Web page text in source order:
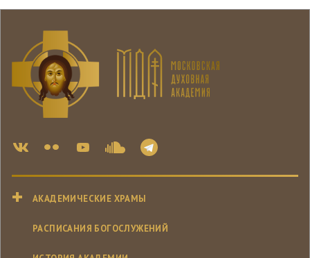
АКАДЕМИЧЕСКИЕ ХРАМЫ
РАСПИСАНИЯ БОГОСЛУЖЕНИЙ